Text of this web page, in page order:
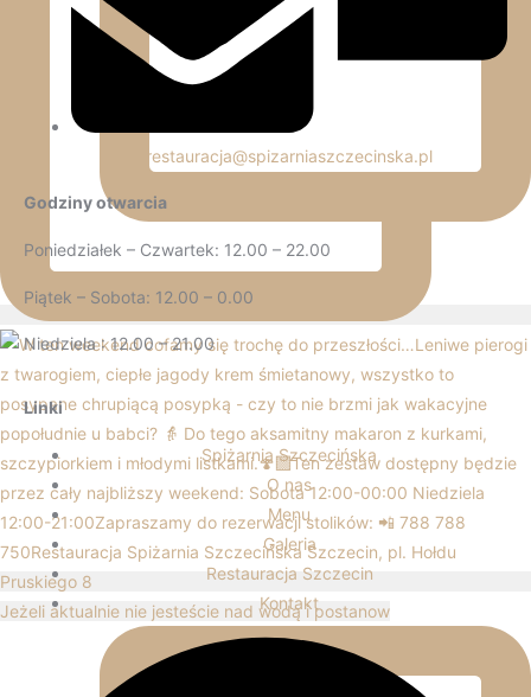
Jeżeli aktualnie nie jesteście nad wodą i postanow
restauracja@spizarniaszczecinska.pl
Godziny otwarcia
Poniedziałek – Czwartek: 12.00 – 22.00
Piątek – Sobota: 12.00 – 0.00
Niedziela : 12.00 – 21.00
Linki
Spiżarnia Szczecińska
O nas
Menu
Galeria
Restauracja Szczecin
Kontakt